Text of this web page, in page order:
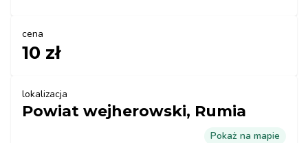
cena
10 zł
lokalizacja
Powiat wejherowski, Rumia
Pokaż na mapie